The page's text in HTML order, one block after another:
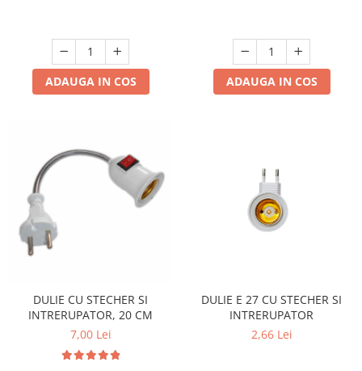
ADAUGA IN COS ADAUGA IN COS
DULIE CU STECHER SI
INTRERUPATOR, 20 CM
7,00 Lei
DULIE E 27 CU STECHER SI
INTRERUPATOR
2,66 Lei